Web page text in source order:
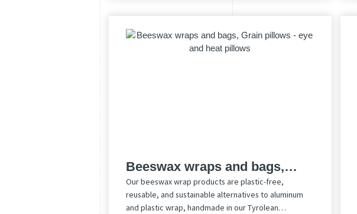
Beeswax wraps and bags,
Grain pillows - eye and heat
pillows
Our beeswax wrap products are plastic-free,
reusable, and sustainable alternatives to aluminum
and plastic wrap, handmade in our Tyrolean